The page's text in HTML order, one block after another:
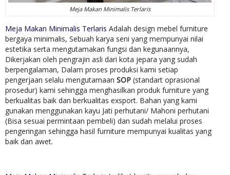
Meja Makan Minimalis Terlaris
Meja Makan Minimalis Terlaris Adalah design mebel furniture
bergaya minimalis, Sebuah karya seni yang mempunyai nilai
estetika serta mengutamakan fungsi dan kegunaannya,
Dikerjakan oleh pengrajin asli dari kota jepara yang sudah
berpengalaman, Dalam proses produksi kami setiap
pengerjaan selalu mengutamaan SOP (standart oprasional
prosedur) kami sehingga menghasilkan produk furniture yang
berkualitas baik dan berkualitas exsport. Bahan yang kami
gunakan menggunakan kayu Jati perhutani/ Mahoni perhutani
(Bisa sesuai permintaan pembeli) dan sudah melalui proses
pengeringan sehingga hasil furniture mempunyai kualitas yang
baik dan awet.